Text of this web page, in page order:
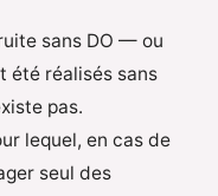
sans DO — ou
été réalisés sans
pas.
lequel, en cas de
seul des